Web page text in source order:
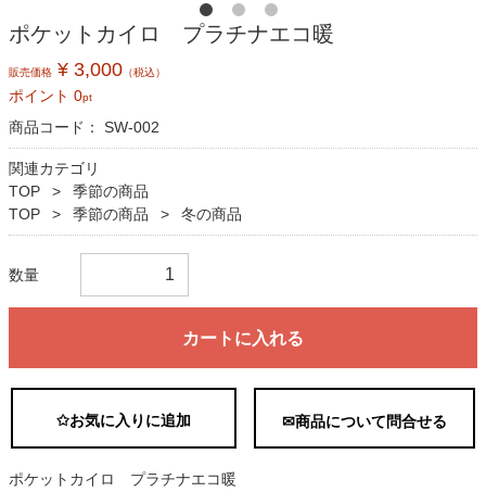
ポケットカイロ プラチナエコ暖
販売価格 ¥ 3,000 （税込）
ポイント 0pt
商品コード： SW-002
関連カテゴリ
TOP
季節の商品
TOP
季節の商品 冬の商品
数量
カートに入れる
✩お気に入りに追加 ✉商品について問合せる
ポケットカイロ プラチナエコ暖